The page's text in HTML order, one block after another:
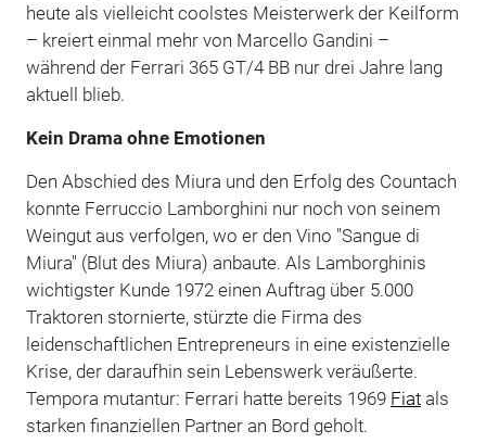
heute als vielleicht coolstes Meisterwerk der Keilform
– kreiert einmal mehr von Marcello Gandini –
während der Ferrari 365 GT/4 BB nur drei Jahre lang
aktuell blieb.
Kein Drama ohne Emotionen
Den Abschied des Miura und den Erfolg des Countach
konnte Ferruccio Lamborghini nur noch von seinem
Weingut aus verfolgen, wo er den Vino "Sangue di
Miura" (Blut des Miura) anbaute. Als Lamborghinis
wichtigster Kunde 1972 einen Auftrag über 5.000
Traktoren stornierte, stürzte die Firma des
leidenschaftlichen Entrepreneurs in eine existenzielle
Krise, der daraufhin sein Lebenswerk veräußerte.
Tempora mutantur: Ferrari hatte bereits 1969 Fiatals
starken finanziellen Partner an Bord geholt.